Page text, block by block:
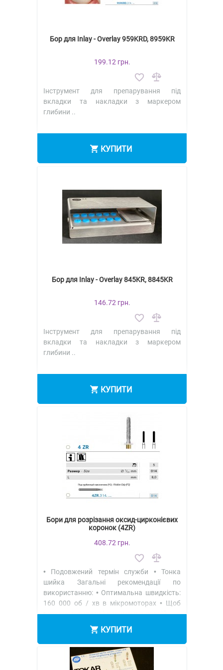
Бор для Inlay - Overlay 959KRD, 8959KR
199.12 грн.
Інструмент для препарування під
вкладки та накладки з маркером
глибини ..
КУПИТИ
Бор для Inlay - Overlay 845KR, 8845KR
146.72 грн.
Інструмент для препарування під
вкладки та накладки з маркером
глибини ..
КУПИТИ
Бори для розрізання оксид-цирконієвих
коронок (4ZR)
408.72 грн.
• Подовжений термін служби • Тонка
шийка Загальні рекомендації по
використанню: • Оптимальна швидкість:
160 000 об / хв в мікромотораx • Щоб
використовувати інструмент в повній..
КУПИТИ